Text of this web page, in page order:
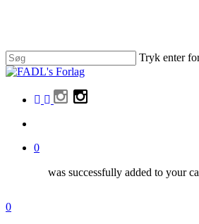
content
Tryk enter
Close
facebook
linkedin
instagram
0
was successfully added to your
Menu
search
0